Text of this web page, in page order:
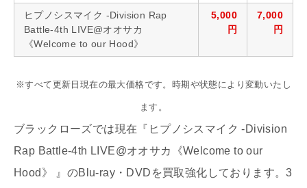
ヒプノシスマイク -Division Rap
Battle-4th LIVE@オオサカ
《Welcome to our Hood》
5,000
円
7,000
円
※すべて更新日現在の最大価格です。時期や状態により変動いたし
ます。
ブラックローズでは現在『ヒプノシスマイク -Division
Rap Battle-4th LIVE@オオサカ《Welcome to our
Hood》 』のBlu-ray・DVDを買取強化しております。3